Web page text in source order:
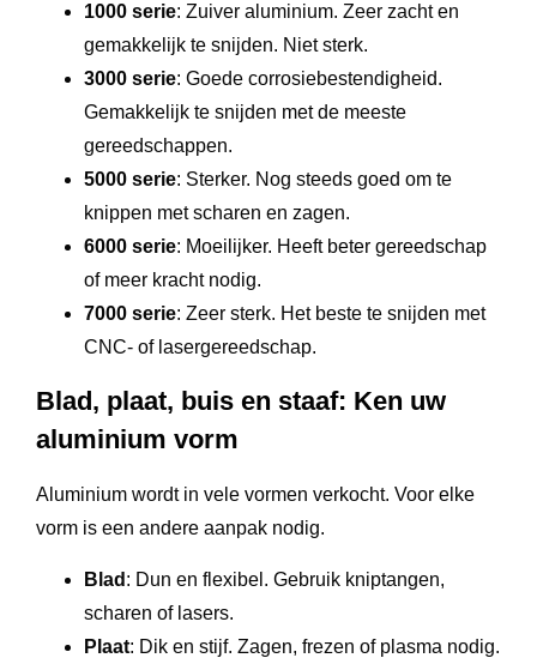
1000 serie: Zuiver aluminium. Zeer zacht en
gemakkelijk te snijden. Niet sterk.
3000 serie: Goede corrosiebestendigheid.
Gemakkelijk te snijden met de meeste
gereedschappen.
5000 serie: Sterker. Nog steeds goed om te
knippen met scharen en zagen.
6000 serie: Moeilijker. Heeft beter gereedschap
of meer kracht nodig.
7000 serie: Zeer sterk. Het beste te snijden met
CNC- of lasergereedschap.
Blad, plaat, buis en staaf: Ken uw
aluminium vorm
Aluminium wordt in vele vormen verkocht. Voor elke
vorm is een andere aanpak nodig.
Blad : Dun en flexibel. Gebruik kniptangen,
scharen of lasers.
Plaat: Dik en stijf. Zagen, frezen of plasma nodig.